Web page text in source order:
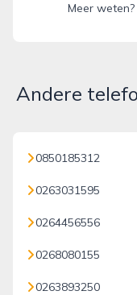
Meer weten?
Andere
0850185312
0263031595
0264456556
0268080155
0263893250